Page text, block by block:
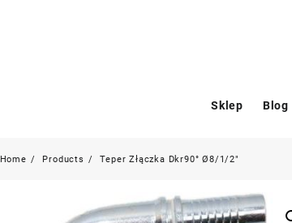
Sklep Blog
Home Products Teper Złączka Dkr90° Ø8/1/2″